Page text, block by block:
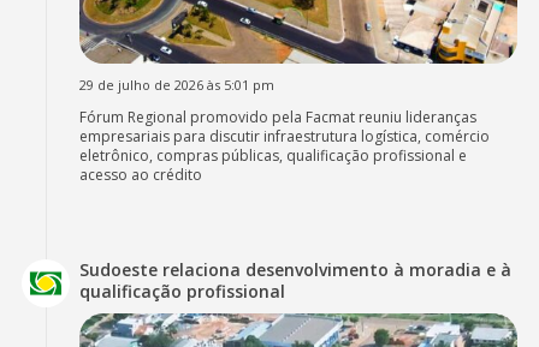
29 de julho de 2026 às 5:01 pm
Fórum Regional promovido pela Facmat reuniu lideranças
empresariais para discutir infraestrutura logística, comércio
eletrônico, compras públicas, qualificação profissional e
acesso ao crédito
Sudoeste relaciona desenvolvimento à moradia e à
qualificação profissional